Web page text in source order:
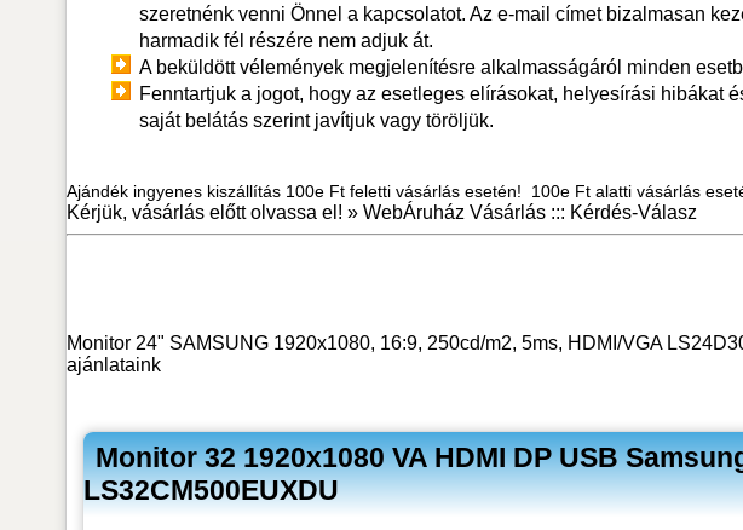
szeretnénk venni Önnel a kapcsolatot. Az e-mail címet bizalmasan
harmadik fél részére nem adjuk át.
A beküldött vélemények megjelenítésre alkalmasságáról minden
Fenntartjuk a jogot, hogy az esetleges elírásokat, helyesírási hibákat
saját belátás szerint javítjuk vagy töröljük.
Ajándék ingyenes kiszállítás 100e Ft feletti vásárlás esetén! 100e Ft alatti vásárlás
Kérjük, vásárlás előtt olvassa el! » WebÁruház Vásárlás ::: Kérdés-Válasz
Monitor 24" SAMSUNG 1920x1080, 16:9, 250cd/m2, 5ms, HDMI/VGA
ajánlataink
Monitor 32 1920x1080 VA HDMI DP USB
LS32CM500EUXDU